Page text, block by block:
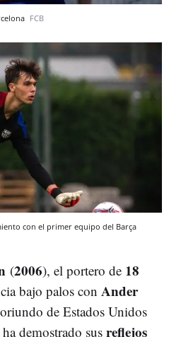
FCB
con el primer equipo del Barça
(2006), el portero de 18
bajo palos con Ander
de Estados Unidos
demostrado susreflejos